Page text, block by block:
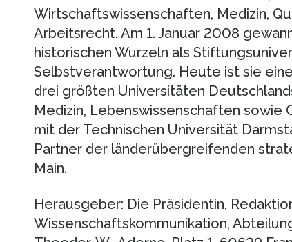
Wirtschaftswissenschaften, Medizin,
Arbeitsrecht. Am 1. Januar 2008
historischen Wurzeln als
Selbstverantwortung. Heute ist sie
drei größten Universitäten
Medizin, Lebenswissenschaften sowie
mit der Technischen Universität
Partner der länderübergreifenden
Main.
Herausgeber: Die Präsidentin,
Wissenschaftskommunikation,